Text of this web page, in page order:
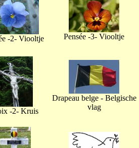
-2- Viooltje
Pensée -3- Viooltje
-2- Kruis
Drapeau belge - Belgische
vlag